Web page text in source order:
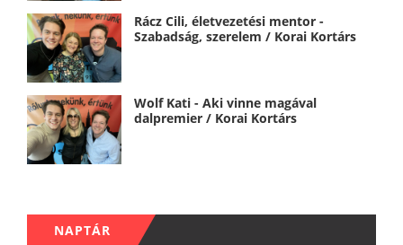
Rácz Cili, életvezetési mentor -
Szabadság, szerelem / Korai Kortárs
Wolf Kati - Aki vinne magával
dalpremier / Korai Kortárs
NAPTÁR